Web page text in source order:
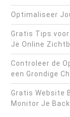
Optimaliseer
Gratis Tips
Je Online
Controleer de
een Grondige
Gratis Website
Monitor Je